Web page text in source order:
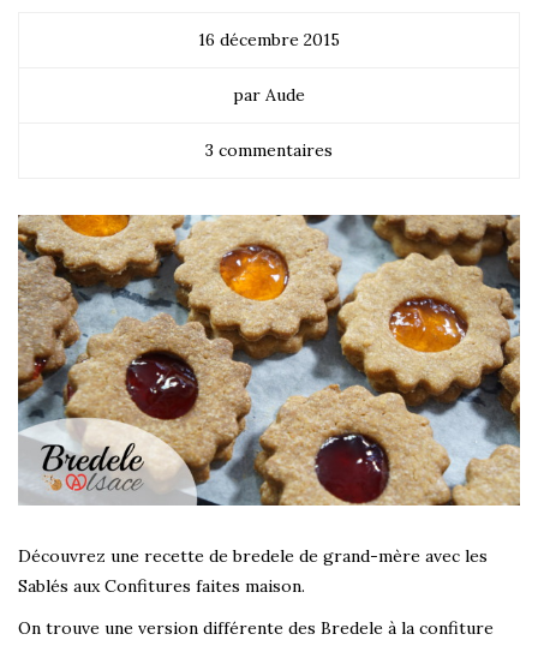
16 décembre 2015
par Aude
3 commentaires
Découvrez une recette de bredele de grand-mère avec les
Sablés aux Confitures faites maison.
On trouve une version différente des Bredele à la confiture